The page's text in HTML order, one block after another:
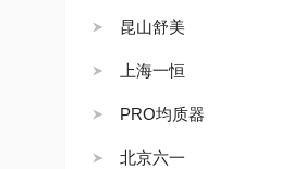
昆山舒美
上海一恒
PRO均质器
北京六一